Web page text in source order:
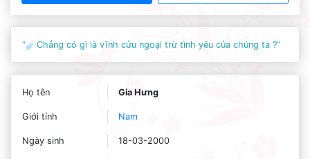
“☄️Chẳng có gì là vĩnh cửu ngoại trừ tình yêu của chúng ta ?”
Họ tên Gia Hưng
Giới tính Nam
Ngày sinh 18-03-2000